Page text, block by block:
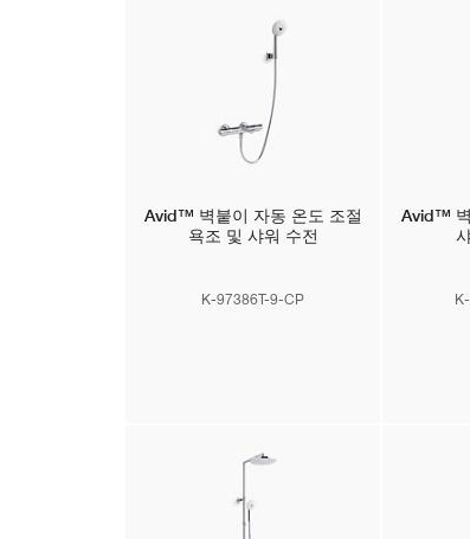
Avid™ 벽붙이 자동 온도 조절
욕조 및 샤워 수전
K-97386T-9-CP
Avid™